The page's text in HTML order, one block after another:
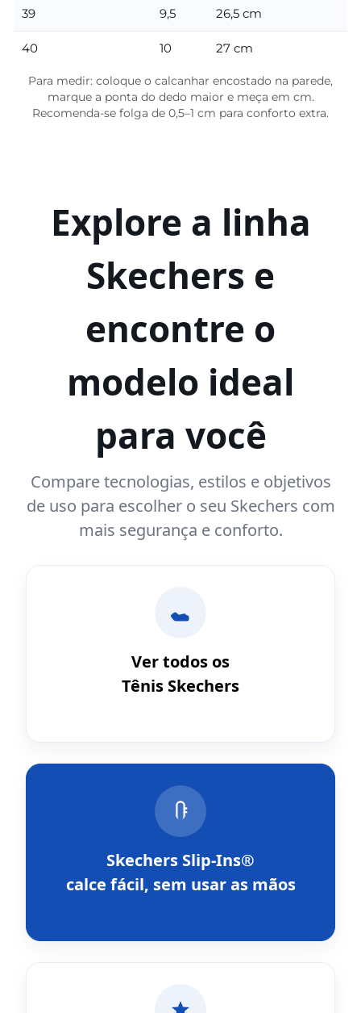
39 9,5 26,5 cm
40 10 27 cm
Para medir: coloque o calcanhar encostado na parede,
marque a ponta do dedo maior e meça em cm.
Recomenda-se folga de 0,5–1 cm para conforto extra.
Explore a linha
Skechers e
encontre o
modelo ideal
para você
Compare tecnologias, estilos e objetivos
de uso para escolher o seu Skechers com
mais segurança e conforto.
Ver todos os
Tênis Skechers
Skechers Slip-Ins®
calce fácil, sem usar as mãos